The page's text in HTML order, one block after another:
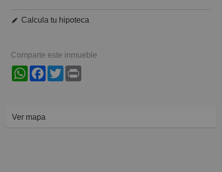
Calcula tu hipoteca
Comparte este inmueble
WhatsAppFacebook
Twitter
Ver mapa